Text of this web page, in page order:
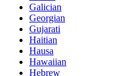
Galician
Georgian
Gujarati
Haitian
Hausa
Hawaiian
Hebrew